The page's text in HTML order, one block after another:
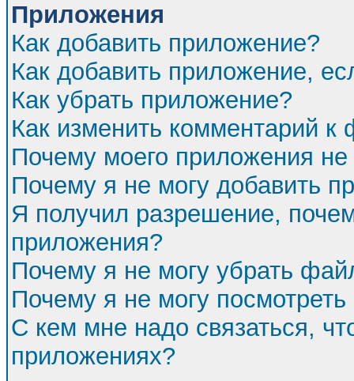
Приложения
Как добавить приложение?
Как добавить приложение,
Как убрать приложение?
Как изменить комментарий к
Почему моего приложения не
Почему я не могу добавить
Я получил разрешение,
приложения?
Почему я не могу убрать
Почему я не могу
С кем мне надо связаться,
приложениях?